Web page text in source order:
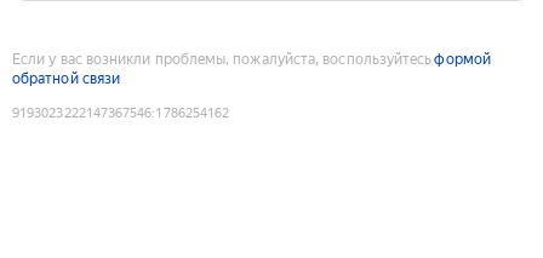
Если у вас возникли проблемы, пожалуйста, воспользуйтесьформой
обратной связи
9193023222147367546:1786254162